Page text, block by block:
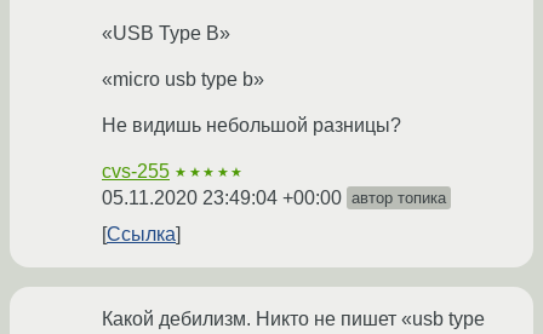
«USB Type B»
«micro usb type b»
Не видишь небольшой разницы?
cvs-255 ★★★★★
05.11.2020 23:49:04 +00:00 автор топика
Ссылка
Какой дебилизм. Никто не пишет «usb type